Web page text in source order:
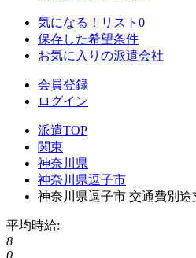
気になる！リスト 0
保存した希望条件
お気に入りの派遣会社
会員登録
ログイン
派遣TOP
関東
神奈川県
神奈川県逗子市
神奈川県逗子市 交通費別
平均時給:
8
0